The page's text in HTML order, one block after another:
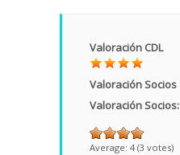
Valoración CDL
Valoración Socios
Valoración Socios:
Average: 4 (3 votes)